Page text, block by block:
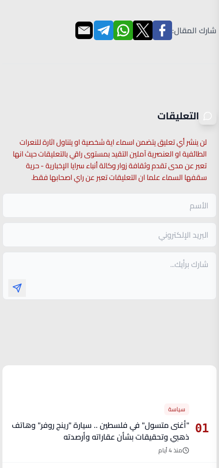
شارك المقال:
التعليقات
لن ينشر أي تعليق يتضمن اسماء اية شخصية او يتناول اثارة للنعرات
الطائفية او العنصرية آملين التقيد بمستوى راقي بالتعليقات حيث انها
تعبر عن مدى تقدم وثقافة زوار وكالة أنباء سرايا الإخبارية - حرية
سقفها السماء علما ان التعليقات تعبر عن راي اصحابها فقط.
01
سياسة
"أغنى متسول" في فلسطين .. سيارة "رينج روفر" وهاتف
ذهبي وتحقيقات بشأن عقاراته وأرصدته
منذ 4 أيام